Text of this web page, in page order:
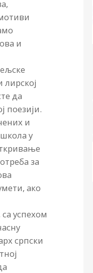
и
да
поезији.
и
у
за
ако
успехом
српски